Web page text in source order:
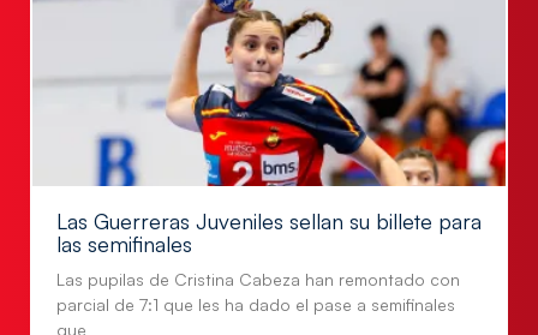
Las Guerreras Juveniles sellan su billete para
las semifinales
Las pupilas de Cristina Cabeza han remontado con
parcial de 7:1 que les ha dado el pase a semifinales
que